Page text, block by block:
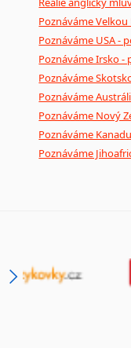
Poznáváme
Poznáváme USA -
Poznáváme Irsko -
Poznáváme
Poznáváme
Poznáváme Nový
Poznáváme
Poznáváme